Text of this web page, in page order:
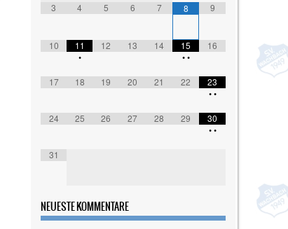
3 4 5 6 7 8 9
10 11
•
12 13 14 15
••
16
17 18 19 20 21 22 23
••
24 25 26 27 28 29 30
••
31
NEUESTE KOMMENTARE